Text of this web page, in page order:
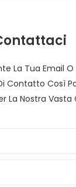
La Tua Email O
Contatto Così
La Nostra Vasta